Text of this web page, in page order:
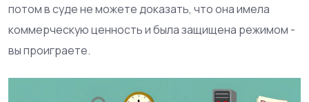
потом в суде не можете доказать, что она имела
коммерческую ценность и была защищена режимом -
вы проиграете.